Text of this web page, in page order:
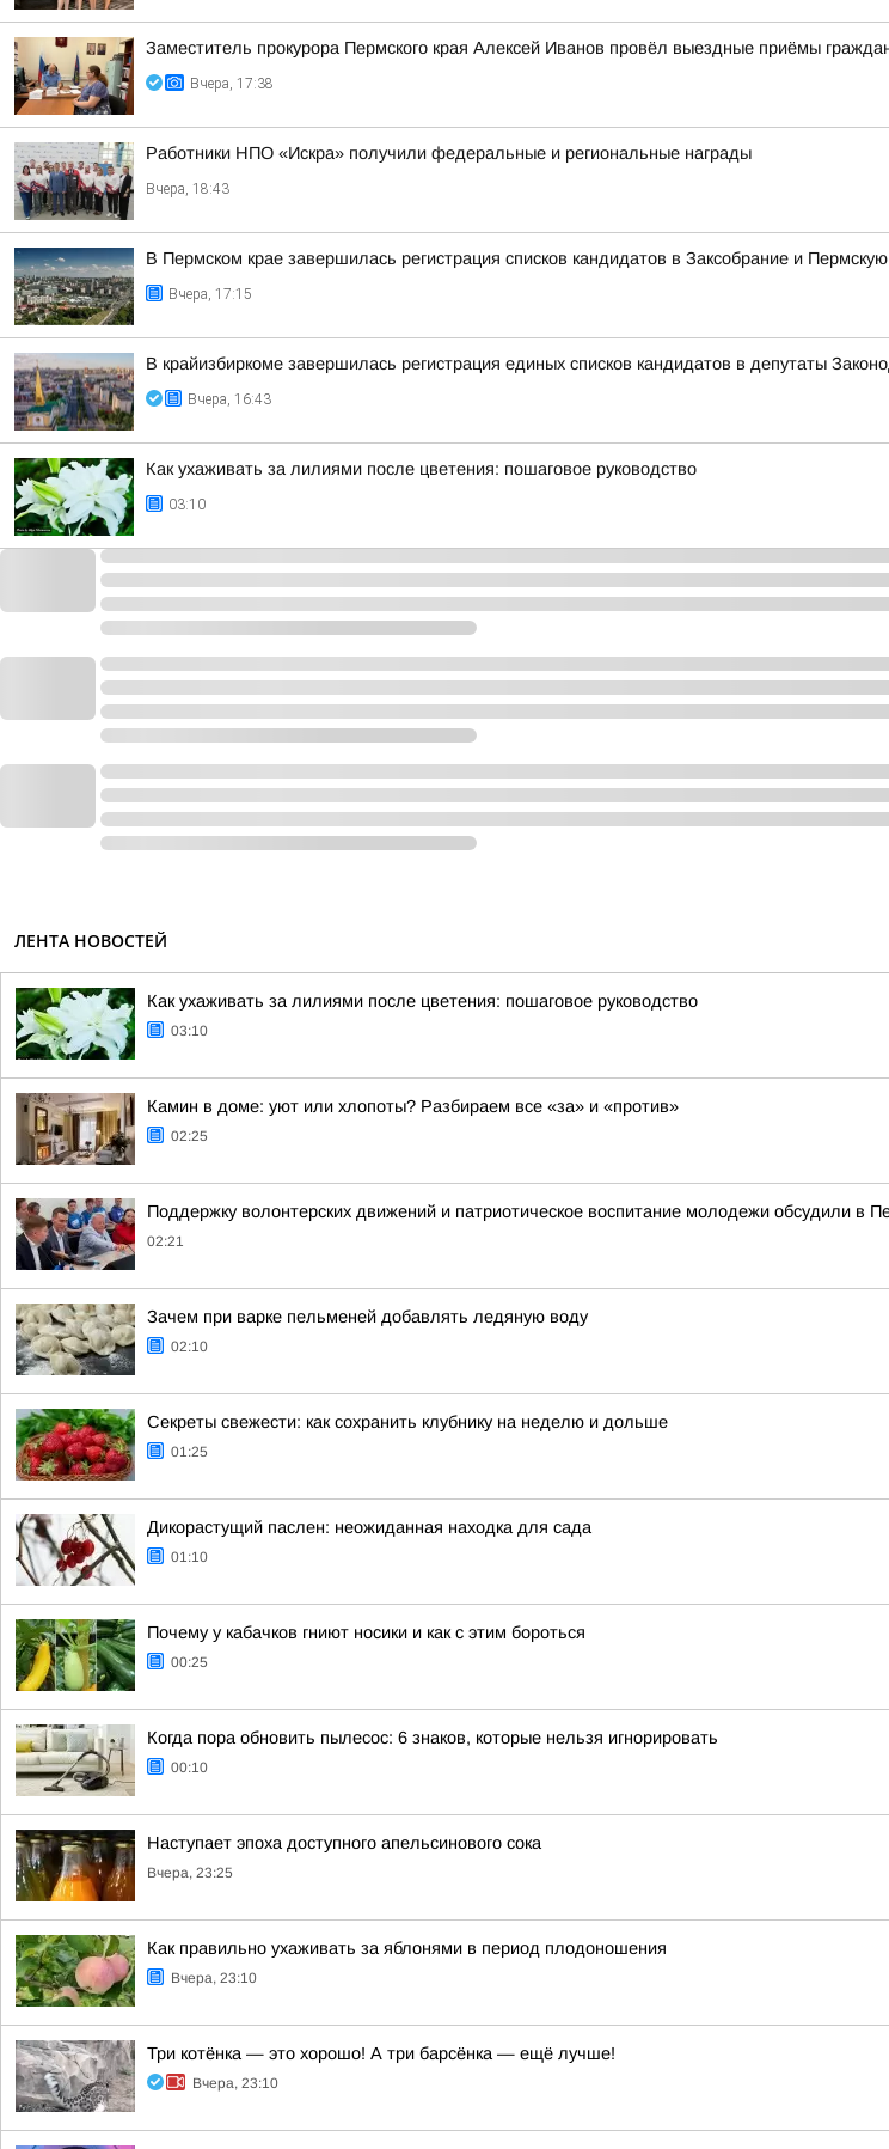
Заместитель прокурора Пермского края Алексей Иванов провёл выездные приёмы
Вчера, 17:38
Работники НПО «Искра» получили федеральные и региональные награды
Вчера, 18:43
В Пермском крае завершилась регистрация списков кандидатов в Заксобрание и
Вчера, 17:15
В крайизбиркоме завершилась регистрация единых списков кандидатов в депутаты
Вчера, 16:43
Как ухаживать за лилиями после цветения: пошаговое руководство
03:10
ЛЕНТА НОВОСТЕЙ
Как ухаживать за лилиями после цветения: пошаговое руководство
03:10
Камин в доме: уют или хлопоты? Разбираем все «за» и «против»
02:25
Поддержку волонтерских движений и патриотическое воспитание молодежи обсудили в
02:21
Зачем при варке пельменей добавлять ледяную воду
02:10
Секреты свежести: как сохранить клубнику на неделю и дольше
01:25
Дикорастущий паслен: неожиданная находка для сада
01:10
Почему у кабачков гниют носики и как с этим бороться
00:25
Когда пора обновить пылесос: 6 знаков, которые нельзя игнорировать
00:10
Наступает эпоха доступного апельсинового сока
Вчера, 23:25
Как правильно ухаживать за яблонями в период плодоношения
Вчера, 23:10
Три котёнка — это хорошо! А три барсёнка — ещё лучше!
Вчера, 23:10